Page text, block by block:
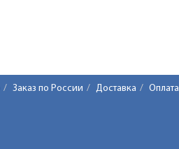
Заказ по России Доставка Оплата